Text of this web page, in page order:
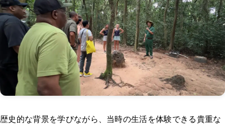
歴史的な背景を学びながら、当時の生活を体験できる貴重な